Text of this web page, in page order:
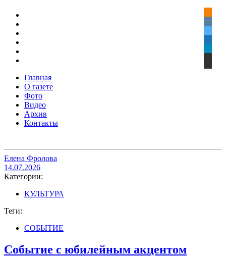
Главная
О газете
Фото
Видео
Архив
Контакты
Елена Фролова
14.07.2026
Категории:
КУЛЬТУРА
Теги:
СОБЫТИЕ
Событие с юбилейным акцентом